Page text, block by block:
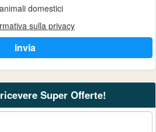
domestici
sulla privacy
Super Offerte!